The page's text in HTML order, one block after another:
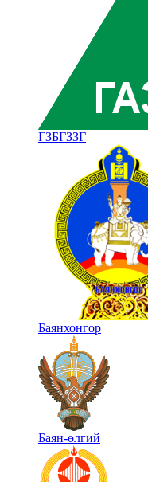
ГЗБГЗЗГ
Баянхонгор
Баян-өлгий